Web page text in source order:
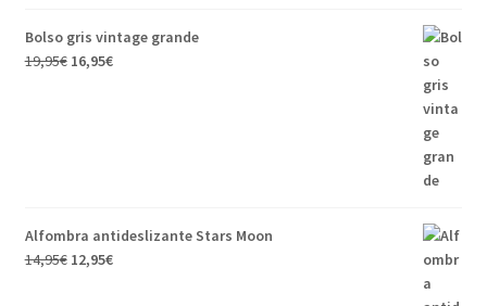
Bolso gris vintage grande
19,95€ 16,95€
Alfombra antideslizante Stars Moon
14,95€ 12,95€